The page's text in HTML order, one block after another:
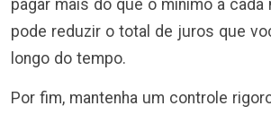
pagar mais do que o mínimo a
pode reduzir o total de juros que
longo do tempo.
Por fim, mantenha um controle